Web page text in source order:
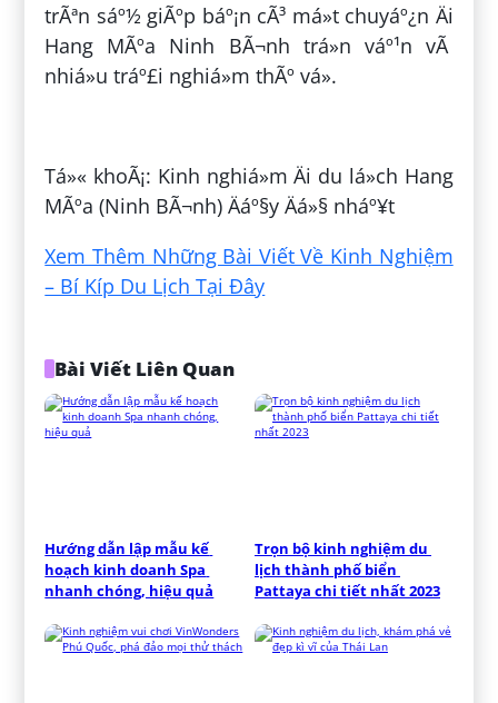
trÃªn sáº½ giÃºp báº¡n cÃ³ má»t chuyáº¿n Äi
Hang MÃºa Ninh BÃ¬nh trá»n váº¹n vÃ
nhiá»u tráº£i nghiá»m thÃº vá».
Tá»« khoÃ¡: Kinh nghiá»m Äi du lá»ch Hang
MÃºa (Ninh BÃ¬nh) Äáº§y Äá»§ nháº¥t
Xem Thêm Những Bài Viết Về Kinh Nghiệm
– Bí Kíp Du Lịch Tại Đây
Bài Viết Liên Quan
Hướng dẫn lập mẫu kế
hoạch kinh doanh Spa
nhanh chóng, hiệu quả
Trọn bộ kinh nghiệm du
lịch thành phố biển
Pattaya chi tiết nhất 2023